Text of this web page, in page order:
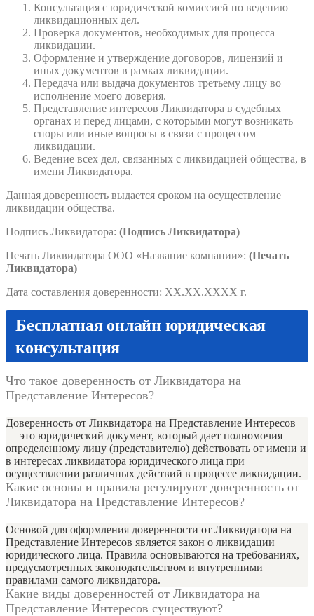
Консультация с юридической комиссией по ведению
ликвидационных дел.
Проверка документов, необходимых для процесса
ликвидации.
Оформление и утверждение договоров, лицензий и
иных документов в рамках ликвидации.
Передача или выдача документов третьему лицу во
исполнение моего доверия.
Представление интересов Ликвидатора в судебных
органах и перед лицами, с которыми могут возникать
споры или иные вопросы в связи с процессом
ликвидации.
Ведение всех дел, связанных с ликвидацией общества, в
имени Ликвидатора.
Данная доверенность выдается сроком на осуществление
ликвидации общества.
Подпись Ликвидатора: (Подпись Ликвидатора)
Печать Ликвидатора ООО «Название компании»: (Печать
Ликвидатора)
Дата составления доверенности: XX.XX.XXXX г.
Бесплатная онлайн юридическая
консультация
Что такое доверенность от Ликвидатора на
Представление Интересов?
Доверенность от Ликвидатора на Представление Интересов
— это юридический документ, который дает полномочия
определенному лицу (представителю) действовать от имени и
в интересах ликвидатора юридического лица при
осуществлении различных действий в процессе ликвидации.
Какие основы и правила регулируют доверенность от
Ликвидатора на Представление Интересов?
Основой для оформления доверенности от Ликвидатора на
Представление Интересов является закон о ликвидации
юридического лица. Правила основываются на требованиях,
предусмотренных законодательством и внутренними
правилами самого ликвидатора.
Какие виды доверенностей от Ликвидатора на
Представление Интересов существуют?